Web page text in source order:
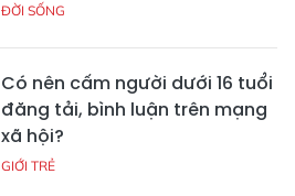
ĐỜI SỐNG
Có nên cấm người dưới 16 tuổi
đăng tải, bình luận trên mạng
xã hội?
GIỚI TRẺ